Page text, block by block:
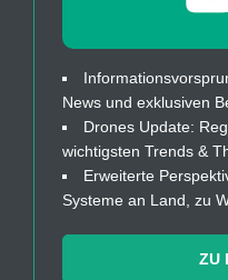
News und exklusiven
Drones Update:
wichtigsten Trends &
Erweiterte
Systeme an Land, zu
ZU